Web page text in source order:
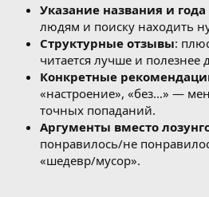
Указание названия и года
людям и поиску находить
Структурные отзывы:
читается лучше и полезнее
Конкретные
«настроение», «без…» —
точных попаданий.
Аргументы вместо
понравилось/не
«шедевр/мусор».